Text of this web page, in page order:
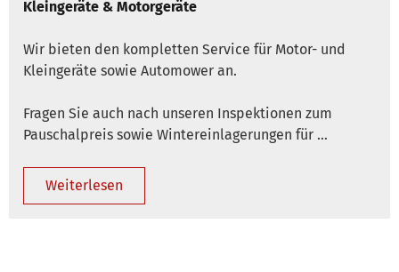
Kleingeräte & Motorgeräte
Wir bieten den kompletten Service für Motor- und
Kleingeräte sowie Automower an.
Fragen Sie auch nach unseren Inspektionen zum
Pauschalpreis sowie Wintereinlagerungen für …
Weiterlesen